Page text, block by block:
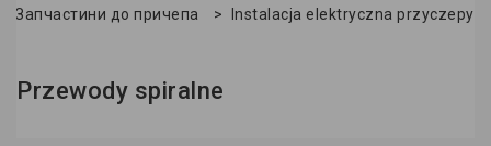
Запчастини до причепа > Instalacja elektryczna przyczepy
Przewody spiralne